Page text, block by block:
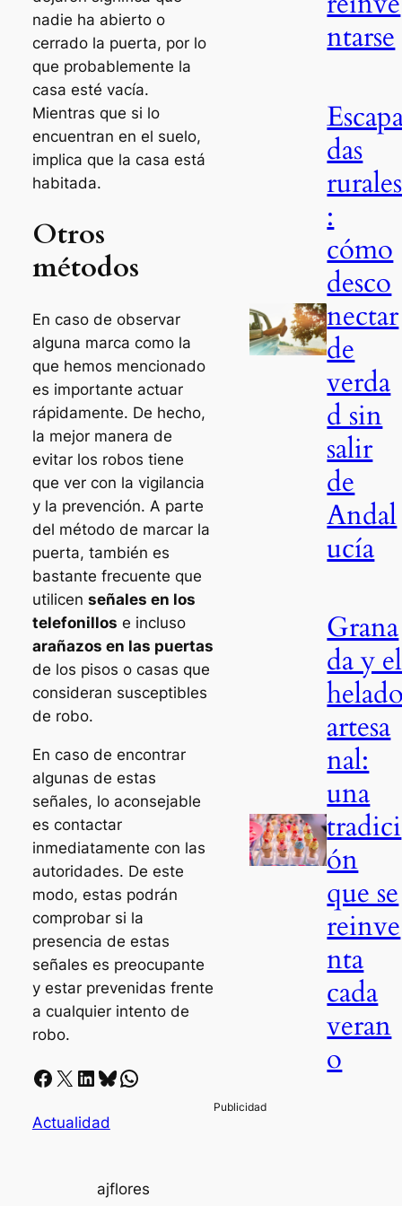
nadie ha abierto o
cerrado la puerta, por lo
que probablemente la
casa esté vacía.
Mientras que si lo
encuentran en el suelo,
implica que la casa está
habitada.
Otros
métodos
En caso de observar
alguna marca como la
que hemos mencionado
es importante actuar
rápidamente. De hecho,
la mejor manera de
evitar los robos tiene
que ver con la vigilancia
y la prevención. A parte
del método de marcar la
puerta, también es
bastante frecuente que
utilicen señales en los
telefonillos e incluso
arañazos en las puertas
de los pisos o casas que
consideran susceptibles
de robo.
En caso de encontrar
algunas de estas
señales, lo aconsejable
es contactar
inmediatamente con las
autoridades. De este
modo, estas podrán
comprobar si la
presencia de estas
señales es preocupante
y estar prevenidas frente
a cualquier intento de
robo.
Facebook X LinkedIn Bluesky Whatsapp
Actualidad
ajflores
ntarse
das
rurales
:
cómo
desco
nectar
de
verda
d sin
salir
de
Andal
ucía
Grana
da y el
artesa
nal:
una
tradici
ón
que se
reinve
nta
cada
veran
o